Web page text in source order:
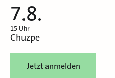
7.8.
15 Uhr
Chuzpe
Jetzt anmelden